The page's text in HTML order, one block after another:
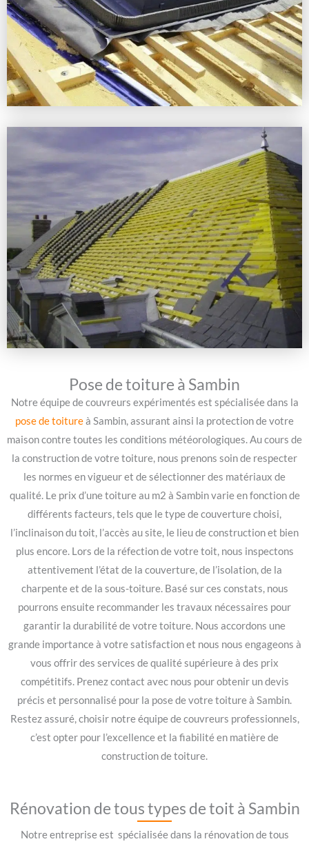
Pose de toiture à Sambin
Notre équipe de couvreurs expérimentés est spécialisée dans la
pose de toitureà Sambin, assurant ainsi la protection de votre
maison contre toutes les conditions météorologiques. Au cours de
la construction de votre toiture, nous prenons soin de respecter
les normes en vigueur et de sélectionner des matériaux de
qualité. Le prix d’une toiture au m2 à Sambin varie en fonction de
différents facteurs, tels que le type de couverture choisi,
l’inclinaison du toit, l’accès au site, le lieu de construction et bien
plus encore. Lors de la réfection de votre toit, nous inspectons
attentivement l’état de la couverture, de l’isolation, de la
charpente et de la sous-toiture. Basé sur ces constats, nous
pourrons ensuite recommander les travaux nécessaires pour
garantir la durabilité de votre toiture. Nous accordons une
grande importance à votre satisfaction et nous nous engageons à
vous offrir des services de qualité supérieure à des prix
compétitifs. Prenez contact avec nous pour obtenir un devis
précis et personnalisé pour la pose de votre toiture à Sambin.
Restez assuré, choisir notre équipe de couvreurs professionnels,
c’est opter pour l’excellence et la fiabilité en matière de
construction de toiture.
Rénovation de tous types de toit à Sambin
Notre entreprise est spécialisée dans la rénovation de tous